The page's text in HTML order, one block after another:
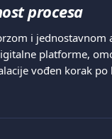
procesa
i
platforme,
vođen korak